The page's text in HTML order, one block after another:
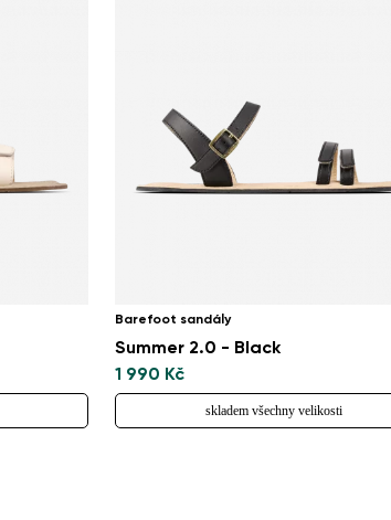
Barefoot sandály
Summer 2.0 - Black
1 990 Kč
skladem všechny velikosti